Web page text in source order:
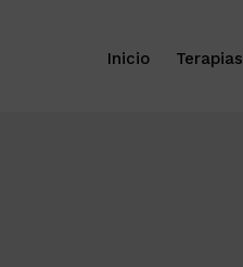
Inicio Terapias